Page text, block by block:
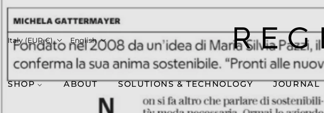
Italy (EUR €) English
SHOP ABOUT SOLUTIONS & TECHNOLOGY JOURNAL